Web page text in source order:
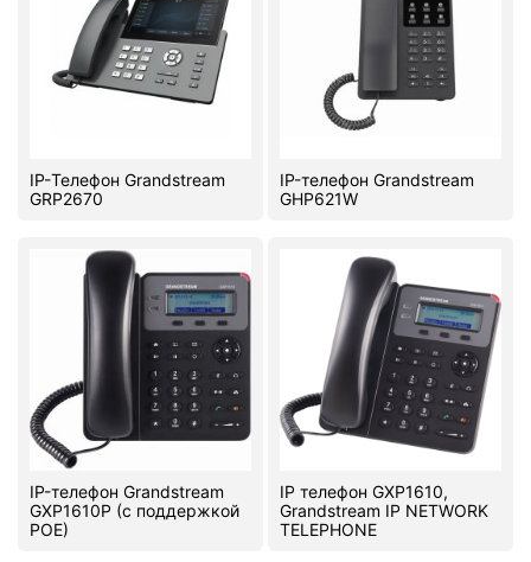
IP-Телефон Grandstream
GRP2670
IP-телефон Grandstream
GHP621W
IP-телефон Grandstream
GXP1610P (с поддержкой
POE)
IP телефон GXP1610,
Grandstream IP NETWORK
TELEPHONE